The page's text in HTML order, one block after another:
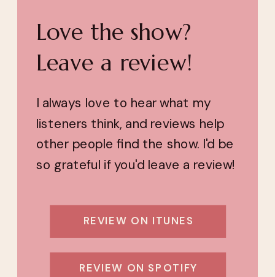
REVIEW ON SPOTIFY
REVIEW ON ITUNES
I always love to hear what my
listeners think, and reviews help
other people find the show. I'd be
so grateful if you'd leave a review!
Love the show?
Leave a review!